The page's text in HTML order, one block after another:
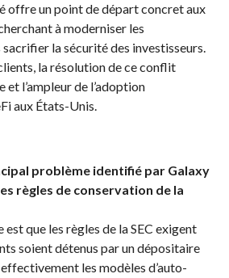
offre un point de départ concret aux
à moderniser les
la sécurité des investisseurs.
la résolution de ce conflit
l’ampleur de l’adoption
aux États-Unis.
problème identifié par Galaxy
règles de conservation de la
que les règles de la SEC exigent
soient détenus par un dépositaire
les modèles d’auto-